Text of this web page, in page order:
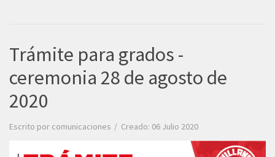
Trámite para grados -
ceremonia 28 de agosto de
2020
Escrito por comunicaciones Creado: 06 Julio 2020